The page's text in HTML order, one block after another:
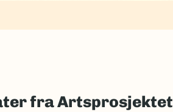
fra Artsprosjektet